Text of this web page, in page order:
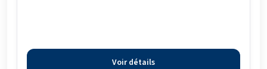
Voir détails